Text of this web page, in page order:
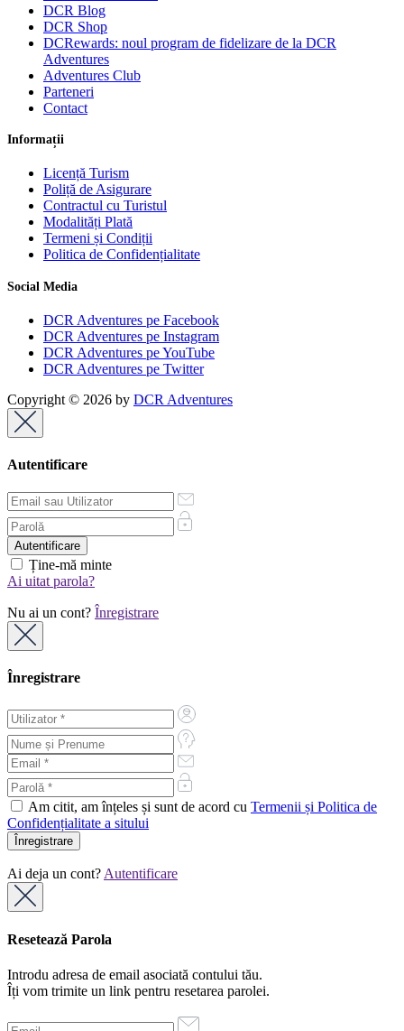
DCR Blog
DCR Shop
DCRewards: noul program de fidelizare de la DCR
Adventures
Adventures Club
Parteneri
Contact
Informații
Licență Turism
Poliță de Asigurare
Contractul cu Turistul
Modalități Plată
Termeni și Condiții
Politica de Confidențialitate
Social Media
DCR Adventures pe Facebook
DCR Adventures pe Instagram
DCR Adventures pe YouTube
DCR Adventures pe Twitter
Copyright © 2026 by DCR Adventures
Autentificare
Ține-mă minte
Ai uitat parola?
Nu ai un cont? Înregistrare
Înregistrare
Am citit, am înțeles și sunt de acord cu Termenii și Politica de
Confidențialitate a sitului
Ai deja un cont? Autentificare
Resetează Parola
Introdu adresa de email asociată contului tău.
Îți vom trimite un link pentru resetarea parolei.